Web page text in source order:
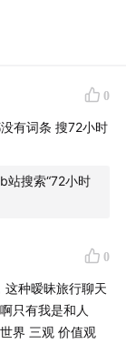
好，真的有长
呢。他保有着
的第一段故
但陌生的城
么？刚打开第
我的，恰恰是
。2026年世界
把这部综艺和
0
有词条 搜72小时
站搜索“72小时
0
这种暧昧旅行聊天
只有我是和人
界 三观 价值观